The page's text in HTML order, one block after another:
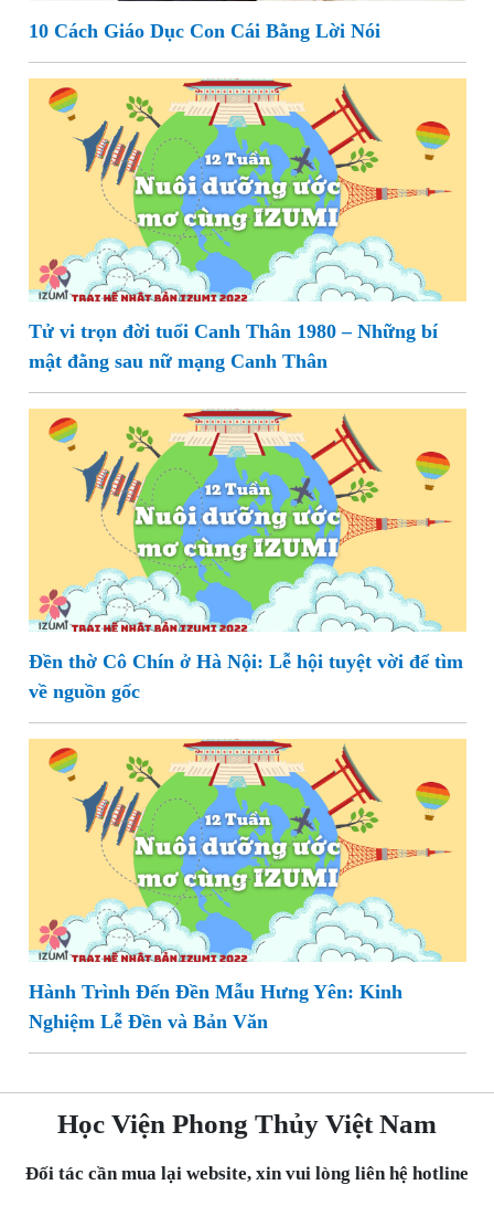
10 Cách Giáo Dục Con Cái Bằng Lời Nói
Tử vi trọn đời tuổi Canh Thân 1980 – Những bí
mật đằng sau nữ mạng Canh Thân
Đền thờ Cô Chín ở Hà Nội: Lễ hội tuyệt vời để tìm
về nguồn gốc
Hành Trình Đến Đền Mẫu Hưng Yên: Kinh
Nghiệm Lễ Đền và Bản Văn
Học Viện Phong Thủy Việt Nam
Đối tác cần mua lại website, xin vui lòng liên hệ hotline